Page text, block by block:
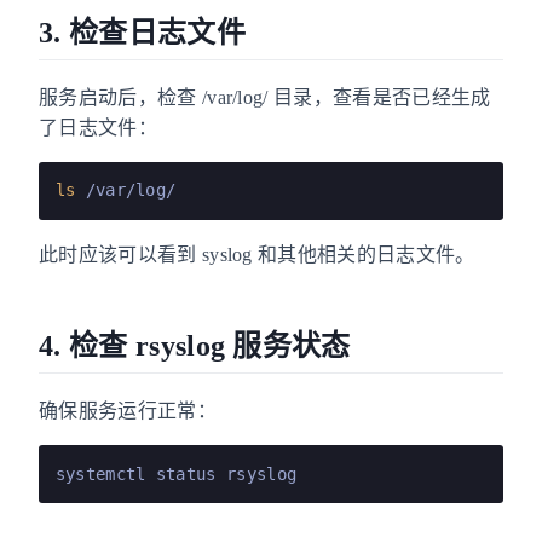
3. 检查日志文件
服务启动后，检查 /var/log/ 目录，查看是否已经生成
了日志文件：
ls
此时应该可以看到 syslog 和其他相关的日志文件。
4. 检查 rsyslog 服务状态
确保服务运行正常：